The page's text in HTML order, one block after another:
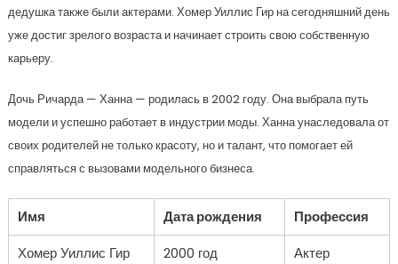
дедушка также были актерами. Хомер Уиллис Гир на сегодняшний день
уже достиг зрелого возраста и начинает строить свою собственную
карьеру.
Дочь Ричарда — Ханна — родилась в 2002 году. Она выбрала путь
модели и успешно работает в индустрии моды. Ханна унаследовала от
своих родителей не только красоту, но и талант, что помогает ей
справляться с вызовами модельного бизнеса.
Имя Дата рождения
Профессия
Хомер Уиллис Гир
2000 год
Актер